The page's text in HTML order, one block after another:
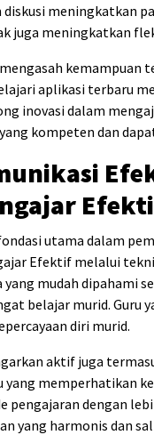
meningkatkan
juga meningkatkan
aplikasi terbaru
inovasi dalam
kompeten dan
utama dalam
Efektif melalui
yang mudah dipahami
belajar murid. Guru
diri murid.
aktif juga
yang memperhatikan
pengajaran dengan
yang harmonis dan